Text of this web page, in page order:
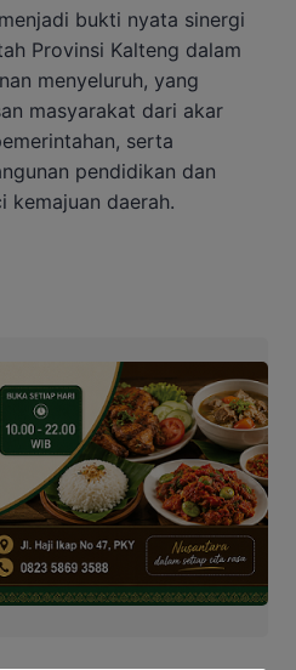
bukti nyata sinergi
Provinsi Kalteng dalam
menyeluruh, yang
masyarakat dari akar
serta
pendidikan dan
kemajuan daerah.